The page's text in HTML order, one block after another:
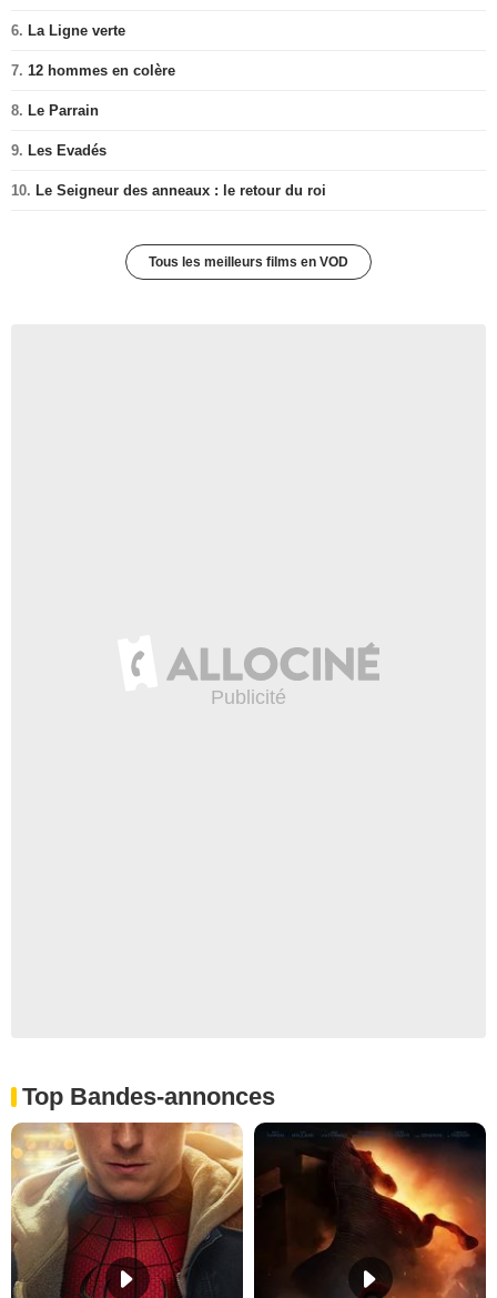
6. La Ligne verte
7. 12 hommes en colère
8. Le Parrain
9. Les Evadés
10. Le Seigneur des anneaux : le retour du roi
Tous les meilleurs films en VOD
Top Bandes-annonces